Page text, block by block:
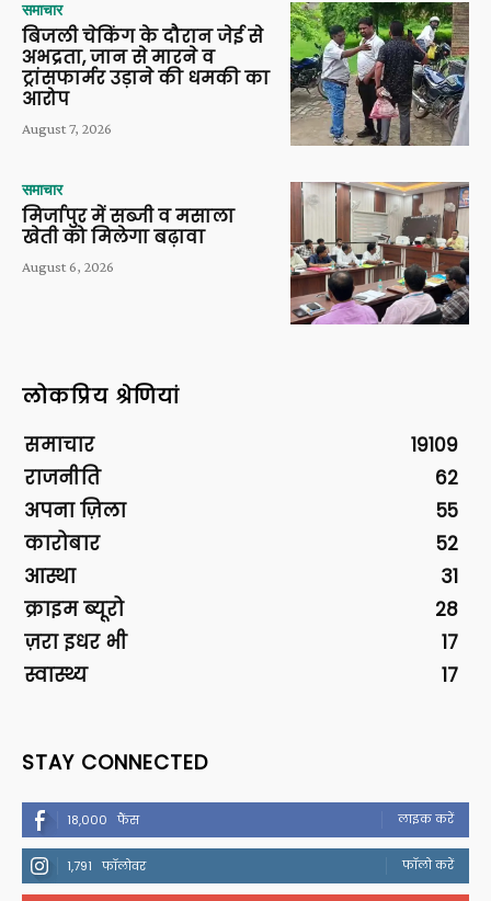
समाचार
बिजली चेकिंग के दौरान जेई से
अभद्रता, जान से मारने व
ट्रांसफार्मर उड़ाने की धमकी का
आरोप
August 7, 2026
समाचार
मिर्जापुर में सब्जी व मसाला
खेती को मिलेगा बढ़ावा
August 6, 2026
लोकप्रिय श्रेणियां
समाचार
19109
राजनीति
62
अपना ज़िला
55
कारोबार
52
आस्था
31
क्राइम ब्यूरो
28
ज़रा इधर भी
17
स्वास्थ्य
17
STAY CONNECTED
18,000 फैंस लाइक करें
1,791 फॉलोवर फॉलो करें